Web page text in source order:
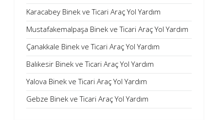
Karacabey Binek ve Ticari Araç Yol Yardım
Mustafakemalpaşa Binek ve Ticari Araç Yol Yardım
Çanakkale Binek ve Ticari Araç Yol Yardım
Balıkesir Binek ve Ticari Araç Yol Yardım
Yalova Binek ve Ticari Araç Yol Yardım
Gebze Binek ve Ticari Araç Yol Yardım